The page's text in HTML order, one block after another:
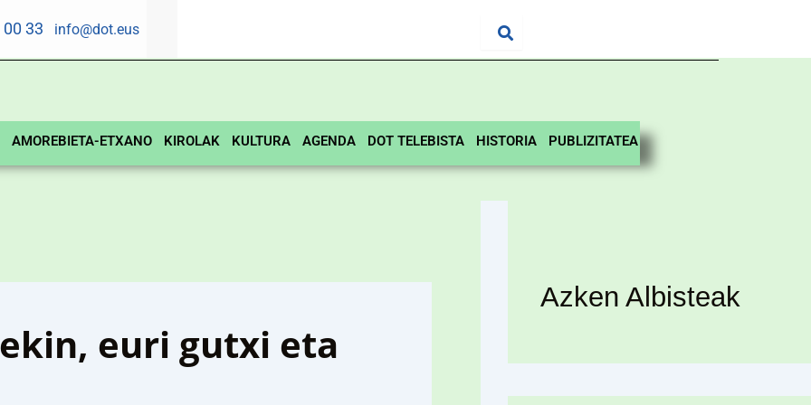
00 33 info@dot.eus
AMOREBIETA-ETXANO KIROLAK KULTURA AGENDA DOT TELEBISTA HISTORIA PUBLIZITATEA
euri gutxi eta
Azken Albisteak